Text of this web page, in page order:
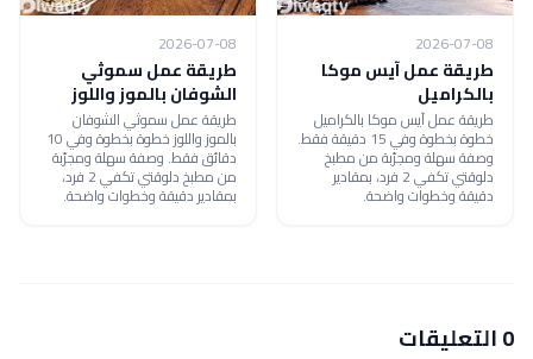
2026-07-08
طريقة عمل آيس موكا
بالكراميل
طريقة عمل آيس موكا بالكراميل
خطوة بخطوة وفي 15 دقيقة فقط.
وصفة سهلة ومجرّبة من مطبخ
دلوقتي تكفي 2 فرد، بمقادير
دقيقة وخطوات واضحة.
2026-07-08
طريقة عمل سموثي
الشوفان بالموز واللوز
طريقة عمل سموثي الشوفان
بالموز واللوز خطوة بخطوة وفي 10
دقائق فقط. وصفة سهلة ومجرّبة
من مطبخ دلوقتي تكفي 2 فرد،
بمقادير دقيقة وخطوات واضحة.
0 التعليقات